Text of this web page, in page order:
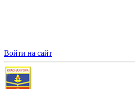
Войти на сайт